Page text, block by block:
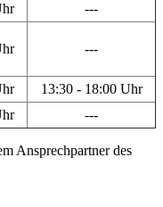
---
---
13:30 - 18:00 Uhr
---
Ansprechpartner des